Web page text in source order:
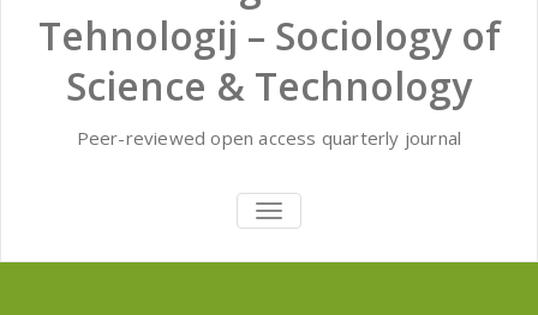
Tehnologij – Sociology of
Science & Technology
Peer-reviewed open access quarterly journal
TOGGLE
NAVIGATION